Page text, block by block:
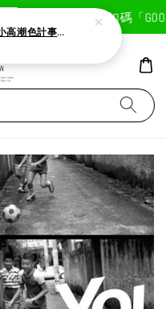
首次註冊輸入折扣碼「
好好閱讀T｜いくいく小高潮色計事務所X好好生活書店聯名款